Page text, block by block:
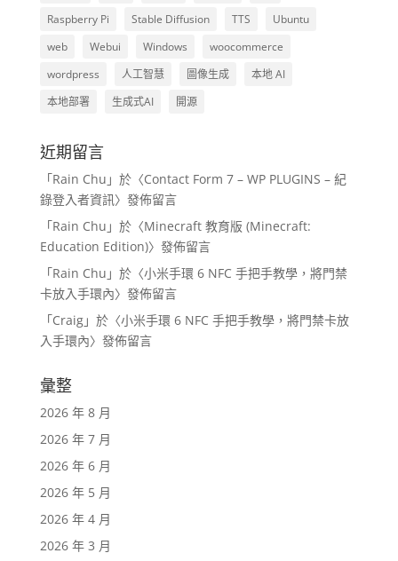
Raspberry Pi
Stable Diffusion TTS
Ubuntu
web
Webui Windows
woocommerce
wordpress
人工智慧 圖像生成
本地 AI
本地部署
生成式AI 開源
近期留言
「Rain Chu 」於〈Contact Form 7 – WP PLUGINS – 紀
錄登入者資訊〉發佈留言
「Rain Chu 」於〈Minecraft 教育版 (Minecraft:
Education Edition)〉發佈留言
「Rain Chu 」於〈小米手環 6 NFC 手把手教學，將門禁
卡放入手環內〉發佈留言
「Craig」於〈小米手環 6 NFC 手把手教學，將門禁卡放
入手環內〉發佈留言
彙整
2026 年 8 月
2026 年 7 月
2026 年 6 月
2026 年 5 月
2026 年 4 月
2026 年 3 月